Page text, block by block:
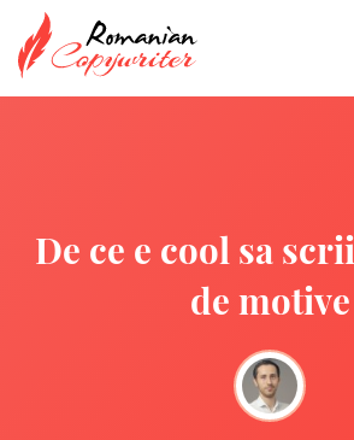
De ce e cool sa
de motive